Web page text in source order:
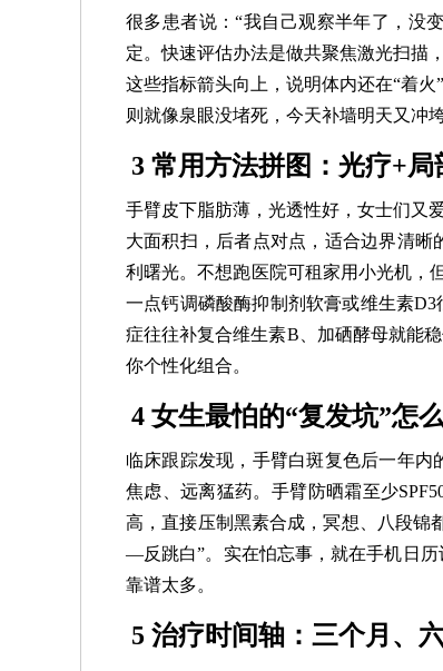
很多患者说：“我自己观察半年了，没
定。快速评估办法是做共聚焦激光扫描
这些指标箭头向上，说明体内还在“着
则就像泉眼没堵死，今天补墙明天又冲垮
3 常用方法拼图：光疗+
手臂皮下脂肪薄，光透性好，女士们又
大面积扫，后者点对点，适合边界清
利曙光。不想跑医院可租家用小光机，
一点钙调磷酸酶抑制剂软膏或维生素
症往往补复合维生素B、加硒酵母就能
你个性化组合。
4 女生最怕的“复发坑”怎
临床跟踪发现，手臂白斑复色后一年
焦虑、远离猛药。手臂防晒霜至少
高，直接压制黑素合成，冥想、八段锦
—反跳白”。实在怕忘事，就在手机日
靠谱太多。
5 治疗时间轴：三个月、